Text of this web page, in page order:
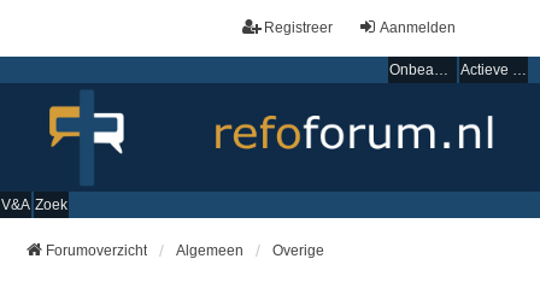
Aanmelden
Registreer
Onbeantwoorde onderwerpen Actieve onderwerpen
V&A Zoek
Forumoverzicht Algemeen Overige